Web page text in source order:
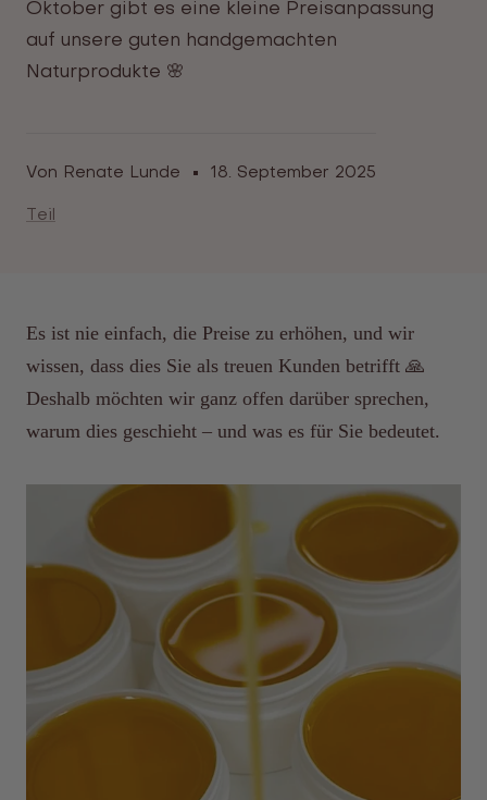
Oktober gibt es eine kleine Preisanpassung
auf unsere guten handgemachten
Naturprodukte 🌸
Von Renate Lunde 18. September 2025
Teil
Es ist nie einfach, die Preise zu erhöhen, und wir
wissen, dass dies Sie als treuen Kunden betrifft 🙏
Deshalb möchten wir ganz offen darüber sprechen,
warum dies geschieht – und was es für Sie bedeutet.